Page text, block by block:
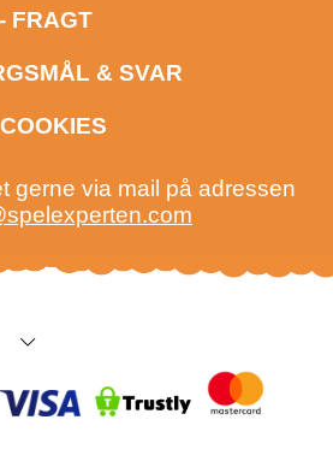
- FRAGT
& SVAR
gerne via mail på adressen